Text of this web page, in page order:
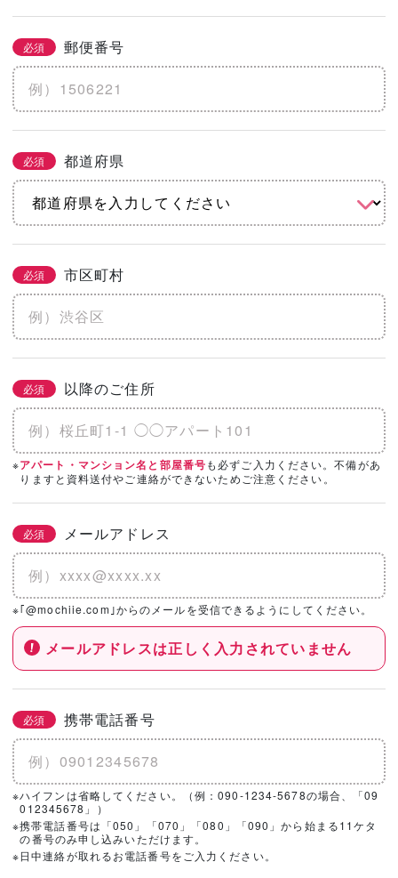
0㎡
2/3 必須 こだわりをチェック
機能
省エネ・エコ
防音
そのほかのこだわりを見る
3/3
必須 「カタログ請求」「相談・見学」したい会
社を選択！
基本情報とこだわりの条件を設定いただくと、
こちらのエリアにハウスメーカー・工務店が表示されます。
必須 郵便番号
必須 都道府県
必須 市区町村
必須 以降のご住所
※アパート・マンション名と部屋番号も必ずご入力ください。不備があ
りますと資料送付やご連絡ができないためご注意ください。
必須 メールアドレス
※｢@mochiie.com｣からのメールを受信できるようにしてください。
メールアドレスは正しく入力されていません
必須 携帯電話番号
※ハイフンは省略してください。（例：090-1234-5678の場合、「09
012345678」）
※携帯電話番号は「050」「070」「080」「090」から始まる11ケタ
の番号のみ申し込みいただけます。
※日中連絡が取れるお電話番号をご入力ください。